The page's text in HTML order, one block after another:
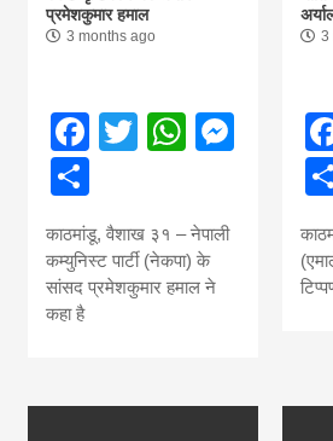
news,
प्रमेशकुमार हमाल
3 months ago
Facebook
Twitter
काठमांडू, वैशाख ३१ – नेपाली
कम्युनिस्ट पार्टी (नेकपा) के
सांसद प्रमेशकुमार हमाल ने
कहा है
3